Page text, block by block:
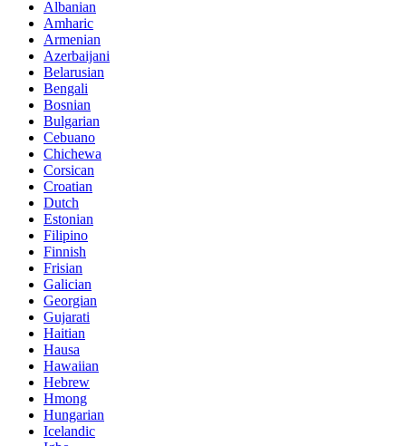
Albanian
Amharic
Armenian
Azerbaijani
Belarusian
Bengali
Bosnian
Bulgarian
Cebuano
Chichewa
Corsican
Croatian
Dutch
Estonian
Filipino
Finnish
Frisian
Galician
Georgian
Gujarati
Haitian
Hausa
Hawaiian
Hebrew
Hmong
Hungarian
Icelandic